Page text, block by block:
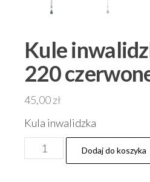
Kule
220
45,00zł
Kula inwalidzka
ilość
Kule
Dodaj do koszyka